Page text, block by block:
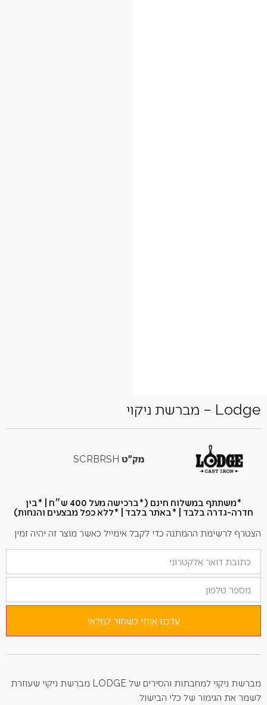
Lodge – מברשת ניקוי
מק"ט
*משתתף במשלוח חינם (*ברכישה מעל 400 ש״ח​ | *בין
חדרה-גדרה בלבד | *באתר בלבד | *ללא כפל מבצעים והנחות)
הצטרף לרשימת ההמתנה כדי לקבל אימייל כאשר מוצר זה יהיה זמין
הזן
את
כתובת
הדוא"ל
שלך
כדי
למוצר
מספר
טלפון
עדכנו אותי כשחזר למלאי
מברשת ניקוי למחבתות והסירים של LODGE מברשת ניקוי שעוזרת
לשמר את הגימור של כלי הבישול.